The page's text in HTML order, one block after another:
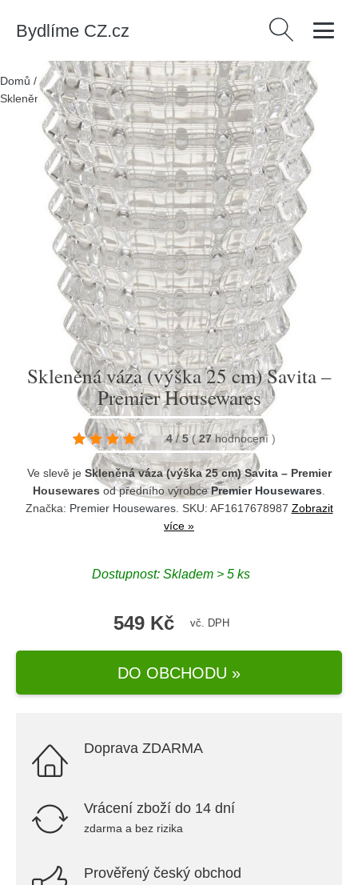
Bydlíme CZ.cz Vyhledávání
Domů /Produkty/> Dekorace > Vázy, sošky a glóbusy > Vázy/
Skleněná váza (výška 25 cm) Savita – Premier Housewares
Skleněná váza (výška 25 cm) Savita –
Premier Housewares
4 / 5 ( 27 hodnocení )
Ve slevě je Skleněná váza (výška 25 cm) Savita – Premier
Housewares od předního výrobcePremier Housewares
Značka: Premier Housewares. SKU: AF1617678987 Zobrazit
více »
Dostupnost: Skladem > 5 ks
549 Kč vč. DPH
DO OBCHODU »
Doprava ZDARMA
Vrácení zboží do 14 dní
zdarma a bez rizika
Prověřený český obchod